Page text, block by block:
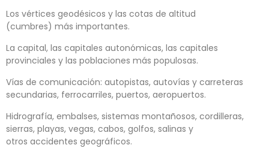
Los vértices geodésicos y las cotas de altitud
(cumbres) más importantes.
La capital, las capitales autonómicas, las capitales
provinciales y las poblaciones más populosas.
Vías de comunicación: autopistas, autovías y carreteras
secundarias, ferrocarriles, puertos, aeropuertos.
Hidrografía, embalses, sistemas montañosos, cordilleras,
sierras, playas, vegas, cabos, golfos, salinas y
otros accidentes geográficos.